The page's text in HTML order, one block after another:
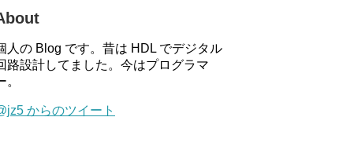
人の Blog です。昔は HDL でデジタル
路設計してました。今はプログラマ
。
からのツイート